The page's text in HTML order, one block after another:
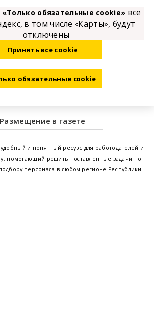
Размещение в газете
и понятный ресурс для работодателей и
помогающий решить поставленные задачи по
персонала в любом регионе Республики
«Только обязательные cookie» все
в том числе «Карты», будут
отключены
Принять все cookie
обязательные cookie